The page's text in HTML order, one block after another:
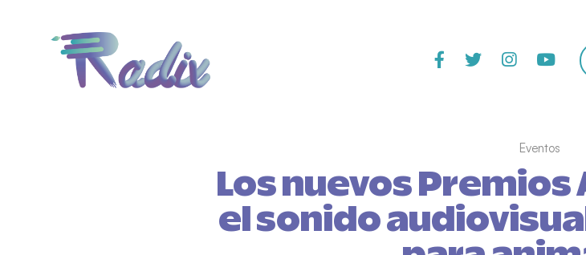
Eventos
Los nuevos Premios
el sonido